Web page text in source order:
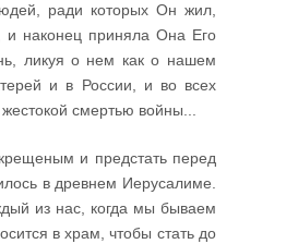
ради которых Он жил,
и наконец приняла Она Его
ликуя о нем как о нашем
и в России, и во всех
смертью войны...
и предстать перед
в древнем Иерусалиме.
из нас, когда мы бываем
в храм, чтобы стать до